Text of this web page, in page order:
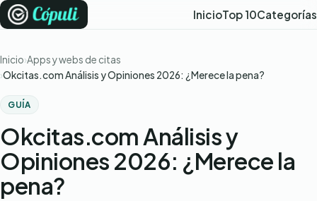
InicioTop 10Categorías
Inicio Apps y webs de citas
Okcitas.com Análisis y Opiniones 2026: ¿Merece la pena?
GUÍA
Okcitas.com Análisis y
Opiniones 2026: ¿Merece la
pena?